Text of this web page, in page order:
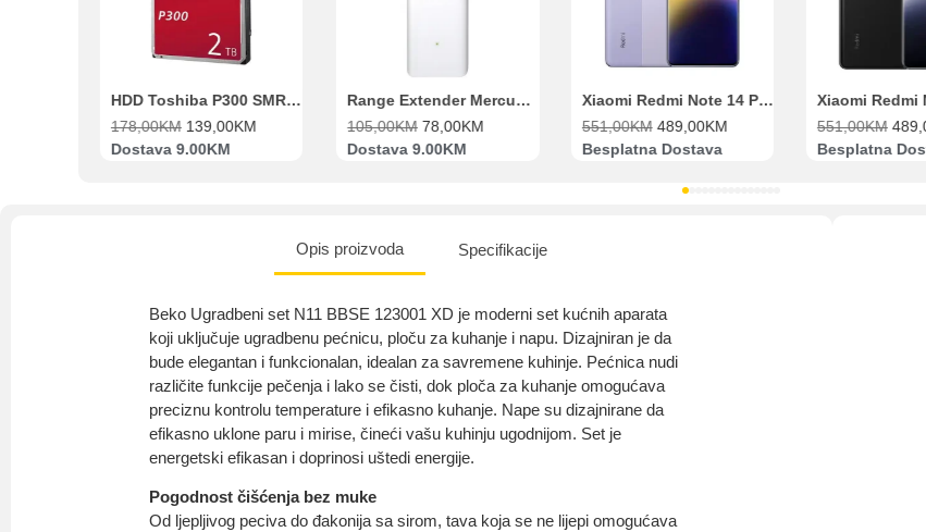
HDD Toshiba P300 SMR 3.5″ 2TB SATA III
KM 139,00 KM
Dostava 9.00KM
Range Extender Mercusys AX3000 ME80X Wi-Fi 6
KM 78,00KM
Dostava 9.00KM
Xiaomi Redmi Note 14 Pro 8GB 256GB Ljubičasti
KM 489,00KM
Besplatna Dostava
KM 489,00 KM
Besplatna Dostava
Opis proizvoda Specifikacije
Beko Ugradbeni set N11 BBSE 123001 XD je moderni set kućnih aparata
koji uključuje ugradbenu pećnicu, ploču za kuhanje i napu. Dizajniran je da
bude elegantan i funkcionalan, idealan za savremene kuhinje. Pećnica nudi
različite funkcije pečenja i lako se čisti, dok ploča za kuhanje omogućava
preciznu kontrolu temperature i efikasno kuhanje. Nape su dizajnirane da
efikasno uklone paru i mirise, čineći vašu kuhinju ugodnijom. Set je
energetski efikasan i doprinosi uštedi energije.
Pogodnost čišćenja bez muke
Od ljepljivog peciva do đakonija sa sirom, tava koja se ne lijepi omogućava
Bit će uračunati bankarski troškovi u iznosi od 3.5%